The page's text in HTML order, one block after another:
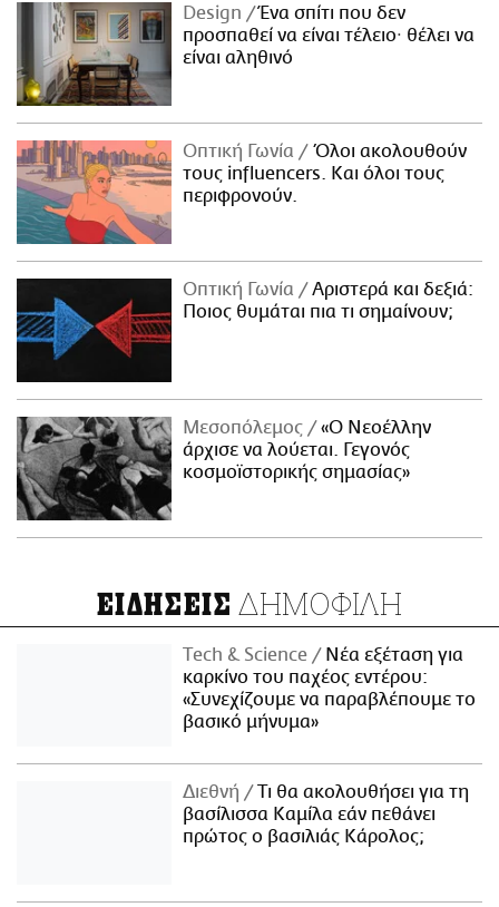
Design
Ένα σπίτι που δεν
προσπαθεί να είναι τέλειο· θέλει να
είναι αληθινό
Οπτική Γωνία
Όλοι ακολουθούν
τους influencers. Και όλοι τους
περιφρονούν.
Οπτική Γωνία
Αριστερά και δεξιά:
Ποιος θυμάται πια τι σημαίνουν;
Μεσοπόλεμος
«Ο Νεοέλλην
άρχισε να λούεται. Γεγονός
κοσμοϊστορικής σημασίας»
ΕΙΔΗΣΕΙΣ ΔΗΜΟΦΙΛΗ
Τech & Science
Νέα εξέταση για
καρκίνο του παχέος εντέρου:
«Συνεχίζουμε να παραβλέπουμε το
βασικό μήνυμα»
Διεθνή
Τι θα ακολουθήσει για τη
βασίλισσα Καμίλα εάν πεθάνει
πρώτος ο βασιλιάς Κάρολος;